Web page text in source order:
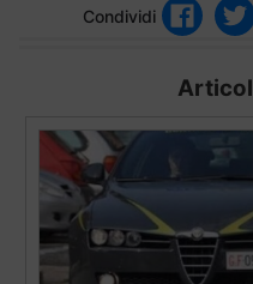
Condividi